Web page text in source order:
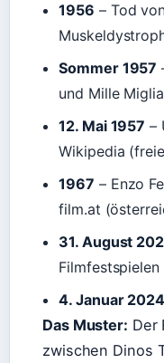
1956 – Tod
Sommer 1957
und Mille Miglia
12. Mai 1957 –
Wikipedia
1967 – Enzo
film.at
31. August
4. Januar 2024
Das Muster: Der
zwischen Dinos